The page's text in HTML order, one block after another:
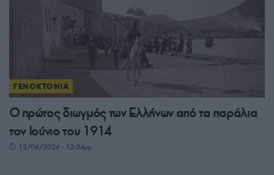
ΓΕΝΟΚΤΟΝΙΑ
Ο πρώτος διωγμός των Ελλήνων από τα παράλια
τον Ιούνιο του 1914
12/06/2026 - 12:04μμ